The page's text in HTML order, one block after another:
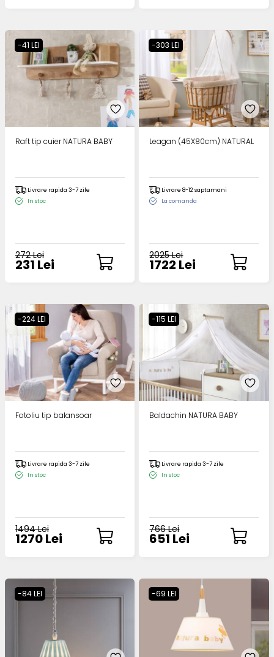
-41 LEI
Raft tip cuier NATURA BABY
Livrare rapida 3-7 zile
In stoc
272 Lei
231 Lei
-303 LEI
Leagan (45X80cm) NATURAL
Livrare 8-12 saptamani
La comanda
2025 Lei
1722 Lei
-224 LEI
Fotoliu tip balansoar
Livrare rapida 3-7 zile
In stoc
1494 Lei
1270 Lei
-115 LEI
Baldachin NATURA BABY
Livrare rapida 3-7 zile
In stoc
766 Lei
651 Lei
-84 LEI -69 LEI